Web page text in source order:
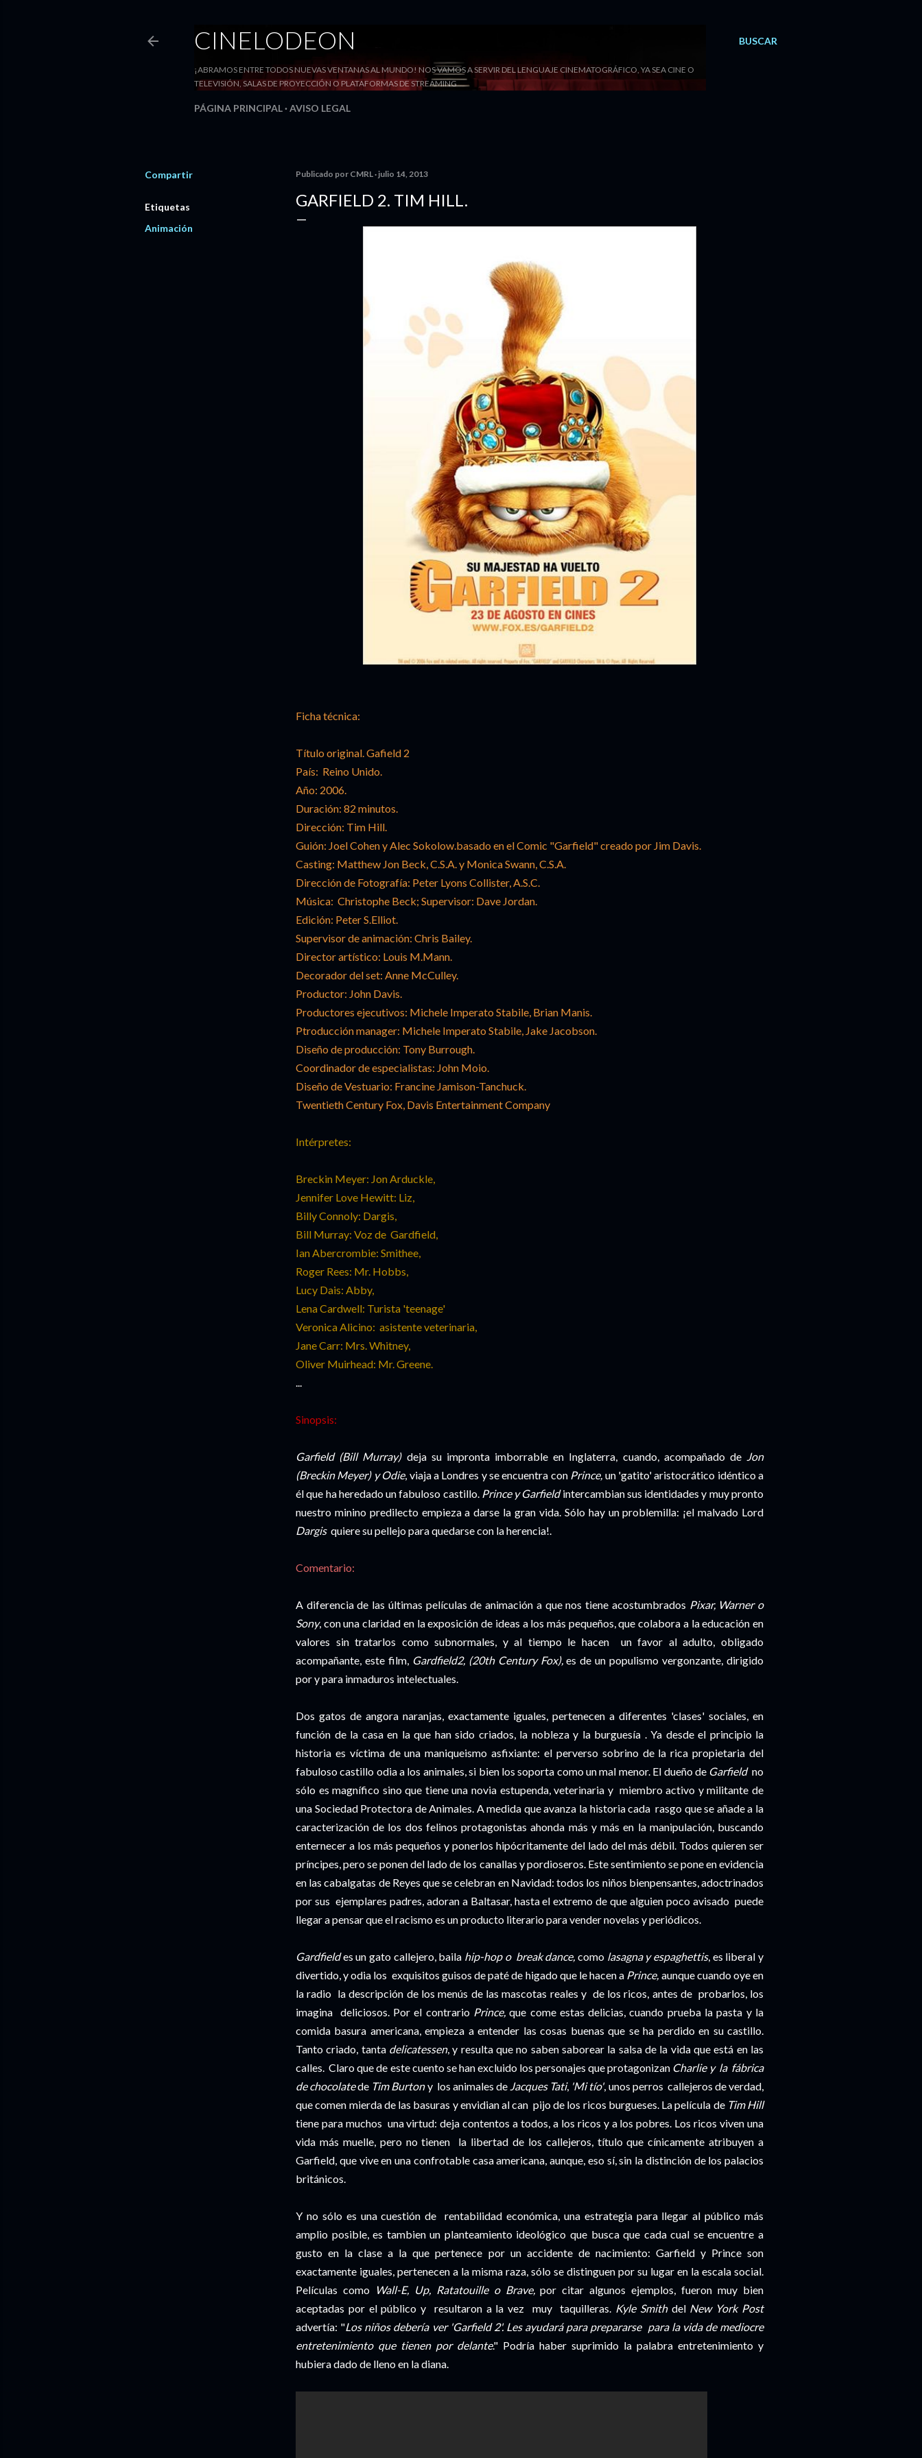
BUSCAR
CINELODEON
¡ABRAMOS ENTRE TODOS NUEVAS VENTANAS AL MUNDO! NOS VAMOS A SERVIR DEL LENGUAJE CINEMATOGRÁFICO, YA SEA CINE O
TELEVISIÓN, SALAS DE PROYECCIÓN O PLATAFORMAS DE STREAMING
PÁGINA PRINCIPAL AVISO LEGAL
Compartir
Etiquetas
Animación
Publicado por CMRL julio 14, 2013
GARFIELD 2. TIM HILL.
Ficha técnica:
Título original. Gafield 2
País: Reino Unido.
Año: 2006.
Duración: 82 minutos.
Dirección: Tim Hill.
Guión: Joel Cohen y Alec Sokolow.basado en el Comic "Garfield" creado por Jim Davis.
Casting: Matthew Jon Beck, C.S.A. y Monica Swann, C.S.A.
Dirección de Fotografía: Peter Lyons Collister, A.S.C.
Música: Christophe Beck; Supervisor: Dave Jordan.
Edición: Peter S.Elliot.
Supervisor de animación: Chris Bailey.
Director artístico: Louis M.Mann.
Decorador del set: Anne McCulley.
Productor: John Davis.
Productores ejecutivos: Michele Imperato Stabile, Brian Manis.
Ptroducción manager: Michele Imperato Stabile, Jake Jacobson.
Diseño de producción: Tony Burrough.
Coordinador de especialistas: John Moio.
Diseño de Vestuario: Francine Jamison-Tanchuck.
Twentieth Century Fox, Davis Entertainment Company
Intérpretes:
Breckin Meyer: Jon Arduckle,
Jennifer Love Hewitt: Liz,
Billy Connoly: Dargis,
Bill Murray: Voz de Gardfield,
Ian Abercrombie: Smithee,
Roger Rees: Mr. Hobbs,
Lucy Dais: Abby,
Lena Cardwell: Turista 'teenage'
Veronica Alicino: asistente veterinaria,
Jane Carr: Mrs. Whitney,
Oliver Muirhead: Mr. Greene.
...
Sinopsis:
Garfield (Bill Murray) deja su impronta imborrable en Inglaterra, cuando, acompañado de Jon
(Breckin Meyer) y Odie, viaja a Londres y se encuentra con Prince, un 'gatito' aristocrático idéntico a
él que ha heredado un fabuloso castillo. Prince y Garfieldintercambian sus identidades y muy pronto
nuestro minino predilecto empieza a darse la gran vida. Sólo hay un problemilla: ¡el malvado Lord
Dargis quiere su pellejo para quedarse con la herencia!.
Comentario:
A diferencia de las últimas películas de animación a que nos tiene acostumbrados Pixar, Warner o
Sony, con una claridad en la exposición de ideas a los más pequeños, que colabora a la educación en
valores sin tratarlos como subnormales, y al tiempo le hacen un favor al adulto, obligado
acompañante, este film,Gardfield2, (20th Century Fox),es de un populismo vergonzante, dirigido
por y para inmaduros intelectuales.
Dos gatos de angora naranjas, exactamente iguales, pertenecen a diferentes 'clases' sociales, en
función de la casa en la que han sido criados, la nobleza y la burguesía . Ya desde el principio la
historia es víctima de una maniqueismo asfixiante: el perverso sobrino de la rica propietaria del
fabuloso castillo odia a los animales, si bien los soporta como un mal menor. El dueño de Garfieldno
sólo es magnífico sino que tiene una novia estupenda, veterinaria y miembro activo y militante de
una Sociedad Protectora de Animales. A medida que avanza la historia cada rasgo que se añade a la
caracterización de los dos felinos protagonistas ahonda más y más en la manipulación, buscando
enternecer a los más pequeños y ponerlos hipócritamente del lado del más débil. Todos quieren ser
príncipes, pero se ponen del lado de los canallas y pordioseros. Este sentimiento se pone en evidencia
en las cabalgatas de Reyes que se celebran en Navidad: todos los niños bienpensantes, adoctrinados
por sus ejemplares padres, adoran a Baltasar, hasta el extremo de que alguien poco avisado puede
llegar a pensar que el racismo es un producto literario para vender novelas y periódicos.
Gardfieldes un gato callejero, baila hip-hop o break dance, como lasagna y espaghettis, es liberal y
divertido, y odia los exquisitos guisos de paté de higado que le hacen a Prince, aunque cuando oye en
la radio la descripción de los menús de las mascotas reales y de los ricos, antes de probarlos, los
imagina deliciosos. Por el contrario Prince,que come estas delicias, cuando prueba la pasta y la
comida basura americana, empieza a entender las cosas buenas que se ha perdido en su castillo.
Tanto criado, tantadelicatessen, y resulta que no saben saborear la salsa de la vida que está en las
calles. Claro que de este cuento se han excluido los personajes que protagonizan Charlie y la fábrica
de chocolatede Tim Burtony los animales de Jacques Tati, 'Mi tío', unos perros callejeros de verdad,
que comen mierda de las basuras y envidian al can pijo de los ricos burgueses. La película de Tim Hill
tiene para muchos una virtud: deja contentos a todos, a los ricos y a los pobres. Los ricos viven una
vida más muelle, pero no tienen la libertad de los callejeros, título que cínicamente atribuyen a
Garfield, que vive en una confrotable casa americana, aunque, eso sí, sin la distinción de los palacios
británicos.
Y no sólo es una cuestión de rentabilidad económica, una estrategia para llegar al público más
amplio posible, es tambien un planteamiento ideológico que busca que cada cual se encuentre a
gusto en la clase a la que pertenece por un accidente de nacimiento: Garfield y Prince son
exactamente iguales, pertenecen a la misma raza, sólo se distinguen por su lugar en la escala social.
Películas como Wall-E, Up, Ratatouille o Brave,por citar algunos ejemplos, fueron muy bien
aceptadas por el público y resultaron a la vez muy taquilleras. Kyle Smithdel New York Post
advertía: "Los niños debería ver 'Garfield 2'. Les ayudará para prepararse para la vida de mediocre
entretenimiento que tienen por delante." Podría haber suprimido la palabra entretenimiento y
hubiera dado de lleno en la diana.